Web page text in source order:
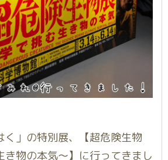
く」の特別展、【超危険生物
き物の本気〜】に行ってきまし